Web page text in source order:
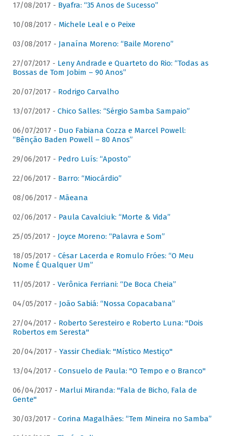
17/08/2017 - Byafra: “35 Anos de Sucesso”
10/08/2017 - Michele Leal e o Peixe
03/08/2017 - Janaína Moreno: “Baile Moreno”
27/07/2017 - Leny Andrade e Quarteto do Rio: “Todas as
Bossas de Tom Jobim – 90 Anos”
20/07/2017 - Rodrigo Carvalho
13/07/2017 - Chico Salles: “Sérgio Samba Sampaio”
06/07/2017 - Duo Fabiana Cozza e Marcel Powell:
“Bênção Baden Powell – 80 Anos”
29/06/2017 - Pedro Luís: “Aposto”
22/06/2017 - Barro: “Miocárdio”
08/06/2017 - Mãeana
02/06/2017 - Paula Cavalciuk: “Morte & Vida”
25/05/2017 - Joyce Moreno: “Palavra e Som”
18/05/2017 - César Lacerda e Romulo Fróes: “O Meu
Nome É Qualquer Um”
11/05/2017 - Verônica Ferriani: “De Boca Cheia”
04/05/2017 - João Sabiá: “Nossa Copacabana”
27/04/2017 - Roberto Seresteiro e Roberto Luna: "Dois
Robertos em Seresta"
20/04/2017 - Yassir Chediak: "Místico Mestiço"
13/04/2017 - Consuelo de Paula: "O Tempo e o Branco"
06/04/2017 - Marlui Miranda: "Fala de Bicho, Fala de
Gente"
30/03/2017 - Corina Magalhães: “Tem Mineira no Samba”